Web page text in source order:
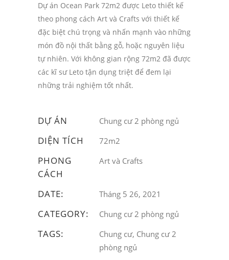
Dự án Ocean Park 72m2 được Leto thiết kế
theo phong cách Art và Crafts với thiết kế
đặc biệt chú trọng và nhấn mạnh vào những
món đồ nội thất bằng gỗ, hoặc nguyên liệu
tự nhiên. Với không gian rộng 72m2 đã được
các kĩ sư Leto tận dụng triệt để đem lại
những trải nghiệm tốt nhất.
DỰ ÁN Chung cư 2 phòng ngủ
DIỆN TÍCH 72m2
PHONG
CÁCH
Art và Crafts
DATE: Tháng 5 26, 2021
CATEGORY: Chung cư 2 phòng ngủ
TAGS:
Chung cư, Chung cư 2
phòng ngủ